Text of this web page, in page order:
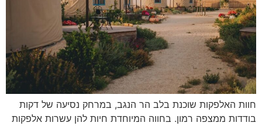
חוות האלפקות שוכנת בלב הר הנגב, במרחק נסיעה של דקות
בודדות ממצפה רמון. בחווה המיוחדת חיות להן עשרות אלפקות